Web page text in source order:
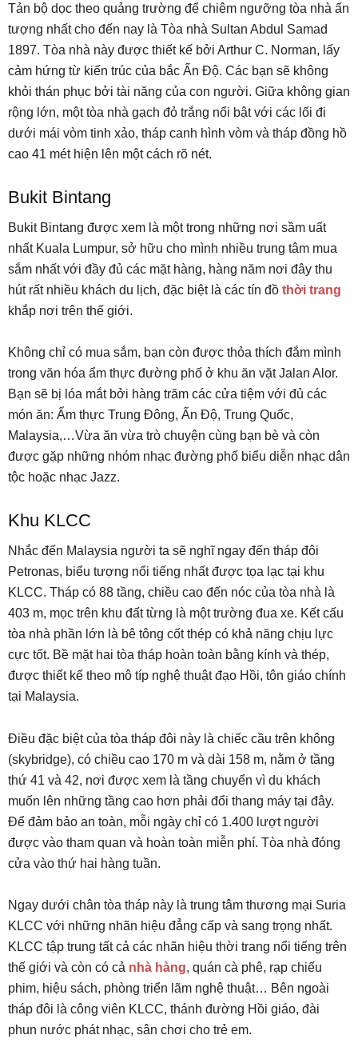
Tản bộ dọc theo quảng trường để chiêm ngưỡng tòa nhà ấn
tượng nhất cho đến nay là Tòa nhà Sultan Abdul Samad
1897. Tòa nhà này được thiết kế bởi Arthur C. Norman, lấy
cảm hứng từ kiến trúc của bắc Ấn Độ. Các bạn sẽ không
khỏi thán phục bởi tài năng của con người. Giữa không gian
rộng lớn, một tòa nhà gạch đỏ trắng nổi bật với các lối đi
dưới mái vòm tinh xảo, tháp canh hình vòm và tháp đồng hồ
cao 41 mét hiện lên một cách rõ nét.
Bukit Bintang
Bukit Bintang được xem là một trong những nơi sầm uất
nhất Kuala Lumpur, sở hữu cho mình nhiều trung tâm mua
sắm nhất với đầy đủ các mặt hàng, hàng năm nơi đây thu
hút rất nhiều khách du lịch, đặc biệt là các tín đồ thời trang
khắp nơi trên thế giới.
Không chỉ có mua sắm, bạn còn được thỏa thích đắm mình
trong văn hóa ẩm thực đường phố ở khu ăn vặt Jalan Alor.
Bạn sẽ bị lóa mắt bởi hàng trăm các cửa tiệm với đủ các
món ăn: Ẩm thực Trung Đông, Ấn Độ, Trung Quốc,
Malaysia,…Vừa ăn vừa trò chuyện cùng bạn bè và còn
được gặp những nhóm nhạc đường phố biểu diễn nhạc dân
tộc hoặc nhạc Jazz.
Khu KLCC
Nhắc đến Malaysia người ta sẽ nghĩ ngay đến tháp đôi
Petronas, biểu tượng nổi tiếng nhất được tọa lạc tại khu
KLCC. Tháp có 88 tầng, chiều cao đến nóc của tòa nhà là
403 m, mọc trên khu đất từng là một trường đua xe. Kết cấu
tòa nhà phần lớn là bê tông cốt thép có khả năng chịu lực
cực tốt. Bề mặt hai tòa tháp hoàn toàn bằng kính và thép,
được thiết kế theo mô típ nghệ thuật đạo Hồi, tôn giáo chính
tại Malaysia.
Điều đặc biệt của tòa tháp đôi này là chiếc cầu trên không
(skybridge), có chiều cao 170 m và dài 158 m, nằm ở tầng
thứ 41 và 42, nơi được xem là tầng chuyển vì du khách
muốn lên những tầng cao hơn phải đổi thang máy tại đây.
Để đảm bảo an toàn, mỗi ngày chỉ có 1.400 lượt người
được vào tham quan và hoàn toàn miễn phí. Tòa nhà đóng
cửa vào thứ hai hàng tuần.
Ngay dưới chân tòa tháp này là trung tâm thương mại Suria
KLCC với những nhãn hiệu đẳng cấp và sang trọng nhất.
KLCC tập trung tất cả các nhãn hiệu thời trang nổi tiếng trên
thế giới và còn có cả nhà hàng, quán cà phê, rạp chiếu
phim, hiệu sách, phòng triển lãm nghệ thuật… Bên ngoài
tháp đôi là công viên KLCC, thánh đường Hồi giáo, đài
phun nước phát nhạc, sân chơi cho trẻ em.